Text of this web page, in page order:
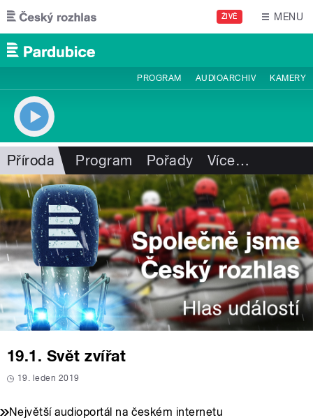
Přejít k hlavnímu obsahu
ŽIVĚ MENU
PROGRAM AUDIOARCHIV KAMERY
Příroda Program Pořady Více…
19.1. Svět zvířat
19. leden 2019
Největší audioportál na českém internetu